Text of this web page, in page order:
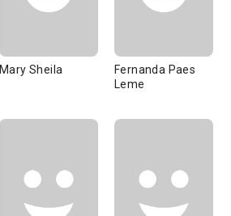
Mary Sheila
Fernanda Paes
Leme